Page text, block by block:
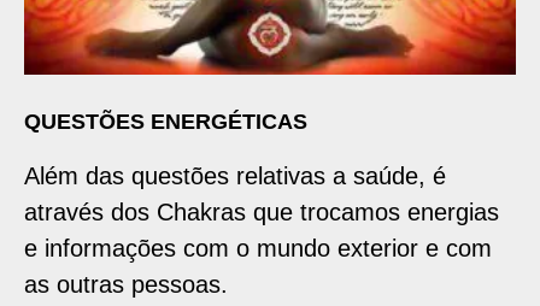
QUESTÕES ENERGÉTICAS
Além das questões relativas a saúde, é
através dos Chakras que trocamos energias
e informações com o mundo exterior e com
as outras pessoas.